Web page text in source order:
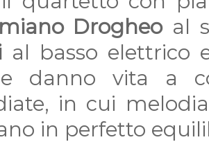
Drogheoal
al basso elettrico
danno vita a
in cui
in perfetto